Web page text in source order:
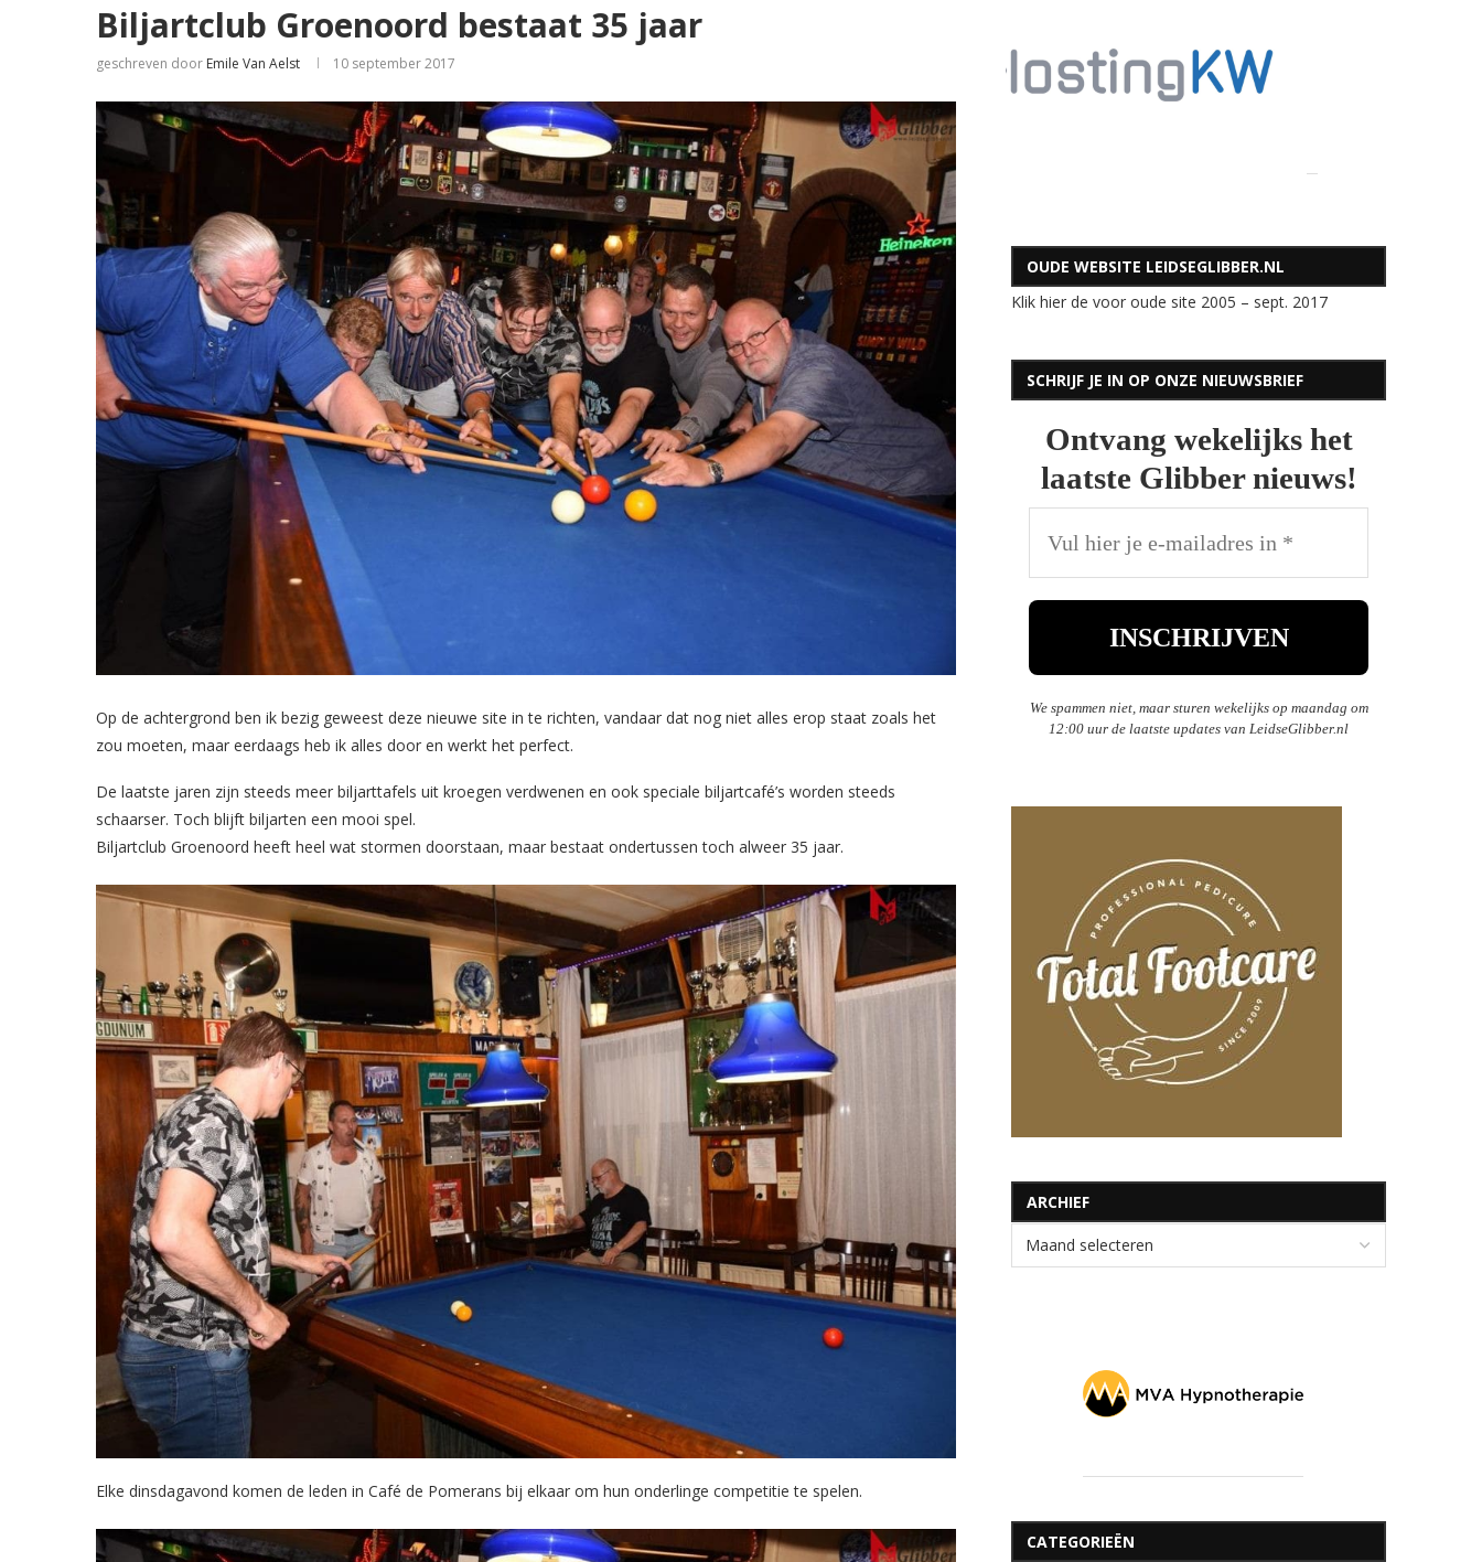
Biljartclub Groenoord bestaat 35 jaar
geschreven door Emile Van Aelst 10 september 2017
Op de achtergrond ben ik bezig geweest deze nieuwe site in te richten, vandaar dat nog niet alles erop staat zoals het
zou moeten, maar eerdaags heb ik alles door en werkt het perfect.
De laatste jaren zijn steeds meer biljarttafels uit kroegen verdwenen en ook speciale biljartcafé’s worden steeds
schaarser. Toch blijft biljarten een mooi spel.
Biljartclub Groenoord heeft heel wat stormen doorstaan, maar bestaat ondertussen toch alweer 35 jaar.
Elke dinsdagavond komen de leden in Café de Pomerans bij elkaar om hun onderlinge competitie te spelen.
OUDE WEBSITE LEIDSEGLIBBER.NL
Klik hier de voor oude site 2005 – sept. 2017
SCHRIJF JE IN OP ONZE NIEUWSBRIEF
Ontvang wekelijks het
laatste Glibber nieuws!
We spammen niet, maar sturen wekelijks op maandag om
12:00 uur de laatste updates van LeidseGlibber.nl
ARCHIEF
CATEGORIEËN